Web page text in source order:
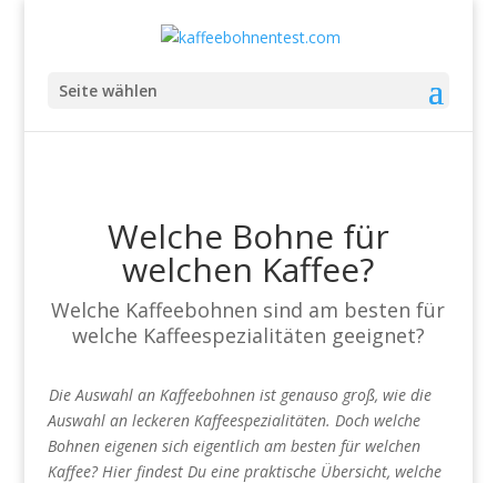
Seite wählen
Welche Bohne für
welchen Kaffee?
Welche Kaffeebohnen sind am besten für
welche Kaffeespezialitäten geeignet?
Die Auswahl an Kaffeebohnen ist genauso groß, wie die
Auswahl an leckeren Kaffeespezialitäten. Doch welche
Bohnen eigenen sich eigentlich am besten für welchen
Kaffee? Hier findest Du eine praktische Übersicht, welche